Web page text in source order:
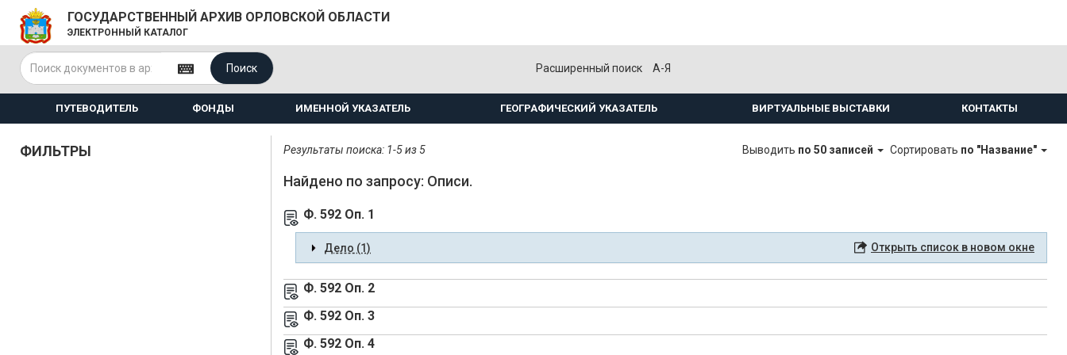
ГОСУДАРСТВЕННЫЙ АРХИВ ОРЛОВСКОЙ ОБЛАСТИ
ЭЛЕКТРОННЫЙ КАТАЛОГ
Поиск Расширенный поиск А-Я
ПУТЕВОДИТЕЛЬ ФОНДЫ ИМЕННОЙ УКАЗАТЕЛЬ ГЕОГРАФИЧЕСКИЙ УКАЗАТЕЛЬ ВИРТУАЛЬНЫЕ ВЫСТАВКИ КОНТАКТЫ
ФИЛЬТРЫ Результаты поиска: 1-5 из 5 Выводить по 50 записей Сортировать по "Название"
Найдено по запросу: Описи.
Ф. 592 Оп. 1
Дело (1) Открыть список в новом окне
Ф. 592 Оп. 2
Ф. 592 Оп. 3
Ф. 592 Оп. 4